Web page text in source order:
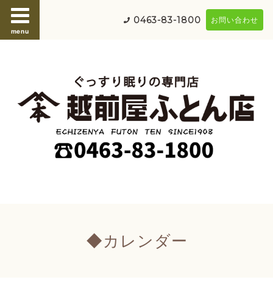
menu
0463-83-1800 お問い合わせ
◆カレンダー